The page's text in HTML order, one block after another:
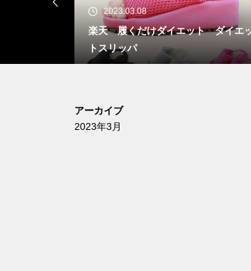
イエット ダイエッ
2023.03.03
OPCサプライズ
アーカイブ
2023年3月